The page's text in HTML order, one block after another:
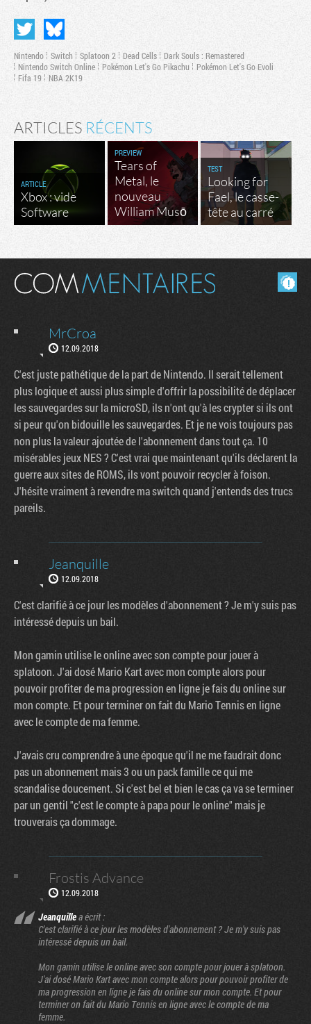
Nintendo Switch Splatoon 2 Dead Cells
Dark Souls : Remastered
Nintendo Switch Online
Pokémon Let's Go Pikachu
Pokémon Let's Go Evoli
Fifa 19
NBA 2K19
ARTICLES RÉCENTS
ARTICLE
Xbox : vide
Software
PREVIEW
Tears of
Metal, le
nouveau
William Musō
TEST
Looking for
Fael, le casse-
tête au carré
Masquer les commentaires lus.
MrCroa
12.09.2018
C'est juste pathétique de la part de Nintendo. Il serait tellement
plus logique et aussi plus simple d'offrir la possibilité de déplacer
les sauvegardes sur la microSD, ils n'ont qu'à les crypter si ils ont
si peur qu'on bidouille les sauvegardes. Et je ne vois toujours pas
non plus la valeur ajoutée de l'abonnement dans tout ça. 10
misérables jeux NES ? C'est vrai que maintenant qu'ils déclarent la
guerre aux sites de ROMS, ils vont pouvoir recycler à foison.
J'hésite vraiment à revendre ma switch quand j'entends des trucs
pareils.
Jeanquille
12.09.2018
C'est clarifié à ce jour les modèles d'abonnement ? Je m'y suis pas
intéressé depuis un bail.
Mon gamin utilise le online avec son compte pour jouer à
splatoon. J'ai dosé Mario Kart avec mon compte alors pour
pouvoir profiter de ma progression en ligne je fais du online sur
mon compte. Et pour terminer on fait du Mario Tennis en ligne
avec le compte de ma femme.
J'avais cru comprendre à une époque qu'il ne me faudrait donc
pas un abonnement mais 3 ou un pack famille ce qui me
scandalise doucement. Si c'est bel et bien le cas ça va se terminer
par un gentil "c'est le compte à papa pour le online" mais je
trouverais ça dommage.
Frostis Advance
12.09.2018
Jeanquillea écrit :
C'est clarifié à ce jour les modèles d'abonnement ? Je m'y suis pas
intéressé depuis un bail.
Mon gamin utilise le online avec son compte pour jouer à splatoon.
J'ai dosé Mario Kart avec mon compte alors pour pouvoir profiter de
ma progression en ligne je fais du online sur mon compte. Et pour
terminer on fait du Mario Tennis en ligne avec le compte de ma
femme.